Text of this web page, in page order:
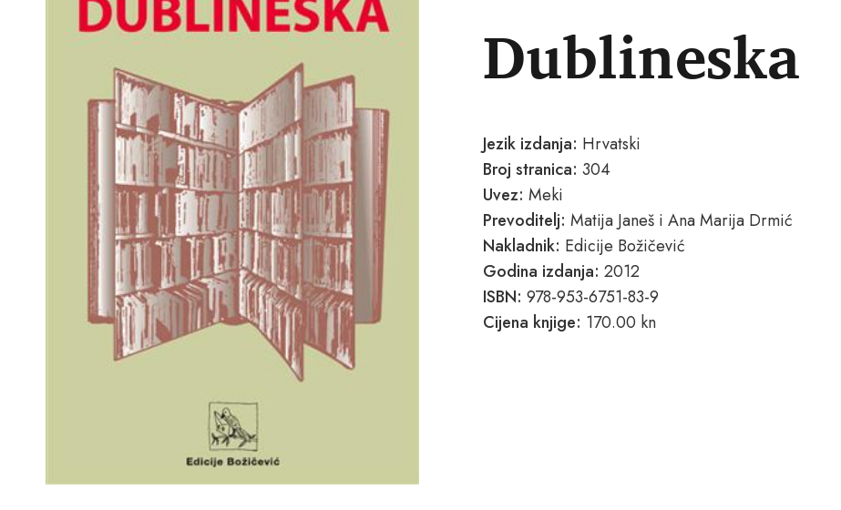
Dublineska
Jezik izdanja: Hrvatski
Broj stranica: 304
Uvez: Meki
Prevoditelj: Matija Janeš i Ana Marija Drmić
Nakladnik: Edicije Božičević
Godina izdanja: 2012
ISBN: 978-953-6751-83-9
Cijena knjige: 170.00 kn